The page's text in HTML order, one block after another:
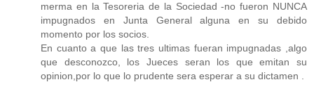
merma en la Tesoreria de la Sociedad -no fueron NUNCA
impugnados en Junta General alguna en su debido
momento por los socios.
En cuanto a que las tres ultimas fueran impugnadas ,algo
que desconozco, los Jueces seran los que emitan su
opinion,por lo que lo prudente sera esperar a su dictamen .